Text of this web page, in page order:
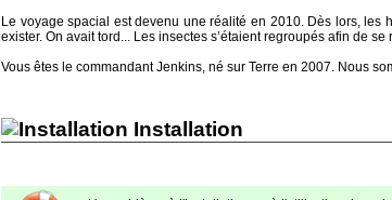
Le voyage spacial est devenu une réalité en 2010. Dès lors, les
exister. On avait tord... Les insectes s’étaient regroupés afin de se
Vous êtes le commandant Jenkins, né sur Terre en 2007. Nous
Installation